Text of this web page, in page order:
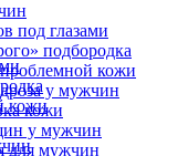
кожи
под глазами
подбородка
кожи
у мужчин
кожи
у мужчин
для мужчин